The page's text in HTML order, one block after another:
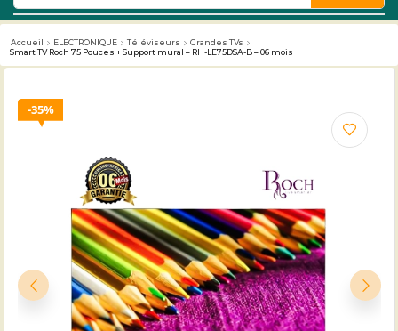
Accueil ELECTRONIQUE Téléviseurs
Grandes TVs
Smart TV Roch 75 Pouces + Support mural – RH-LE75DSA-B – 06 mois
35%